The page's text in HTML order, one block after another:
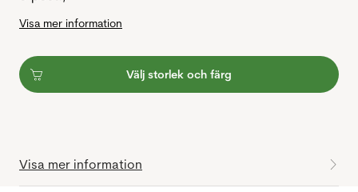
Visa mer information
Välj storlek och färg
Visa mer information